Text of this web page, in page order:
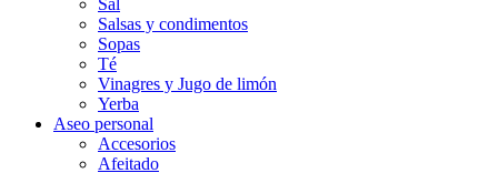
Sal
Salsas y condimentos
Sopas
Té
Vinagres y Jugo de limón
Yerba
Aseo personal
Accesorios
Afeitado